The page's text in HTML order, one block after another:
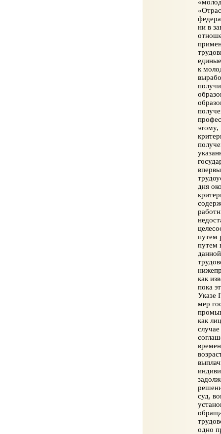
ни в
к
дня
путем
путем
как
пока
Указе
мер
как
суд,
одно